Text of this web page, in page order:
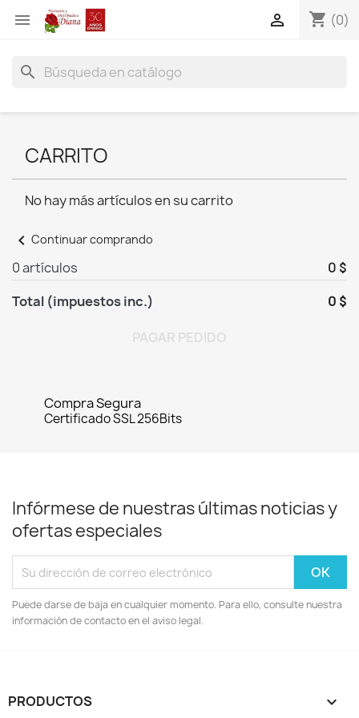
 shopping_cart (0)

search
CARRITO
No hay más artículos en su carrito
chevron_left Continuar comprando
0 artículos
0 $
Total (impuestos inc.)
0 $
PAGAR PEDIDO
Compra Segura
Certificado SSL 256Bits
Infórmese de nuestras últimas noticias y
ofertas especiales
Puede darse de baja en cualquier momento. Para ello, consulte nuestra
información de contacto en el aviso legal.
PRODUCTOS 